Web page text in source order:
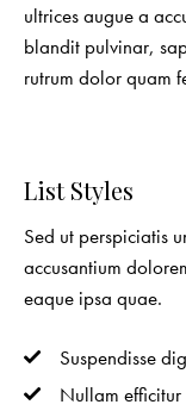
ultrices augue a
blandit pulvinar,
rutrum dolor quam
List Styles
Sed ut perspiciatis
accusantium
eaque ipsa quae.
Suspendisse
Nullam efficitur